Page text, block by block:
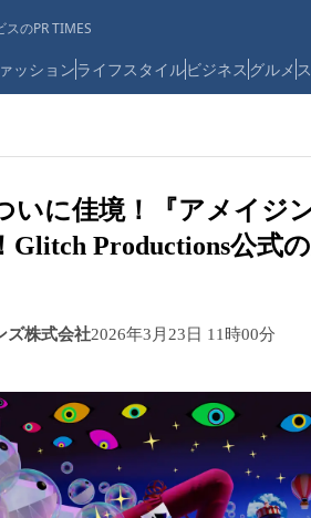
のPR TIMES
ッションライフスタイルビジネス グルメ
いに佳境！『アメイジ
Glitch Productions公式
ズ株式会社2026年3月23日 11時00分